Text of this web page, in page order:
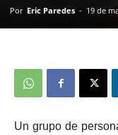
Por Eric Paredes - 19 de
Un grupo de